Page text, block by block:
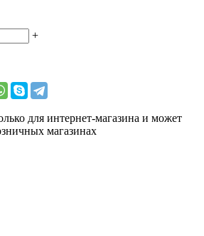
+
для интернет-магазина и может
магазинах